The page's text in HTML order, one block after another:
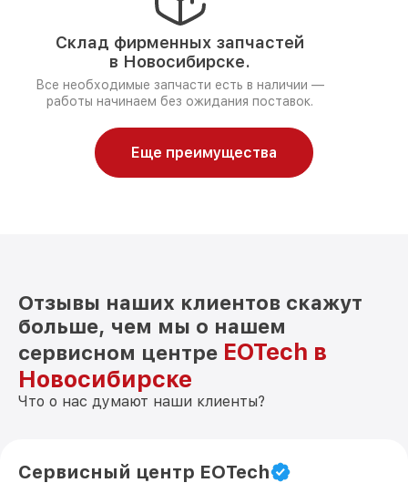
Склад фирменных запчастей
в Новосибирске.
Все необходимые запчасти есть в наличии —
работы начинаем без ожидания поставок.
Еще преимущества
Отзывы наших клиентов скажут
больше, чем мы о нашем
сервисном центре EOTech в
Новосибирске
Что о нас думают наши клиенты?
Сервисный центр EOTech